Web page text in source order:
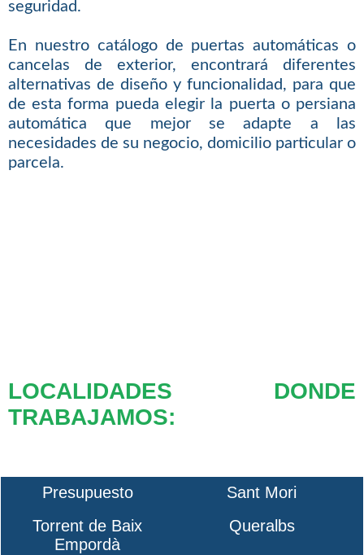
seguridad.
En nuestro catálogo de puertas automáticas o
cancelas de exterior, encontrará diferentes
alternativas de diseño y funcionalidad, para que
de esta forma pueda elegir la puerta o persiana
automática que mejor se adapte a las
necesidades de su negocio, domicilio particular o
parcela.
LOCALIDADES DONDE
TRABAJAMOS:
Presupuesto
Sant Mori
Torrent de Baix
Empordà
Queralbs